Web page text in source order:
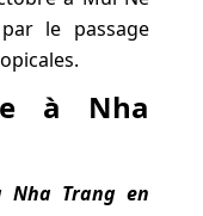
le passage
à Nha
Trang en